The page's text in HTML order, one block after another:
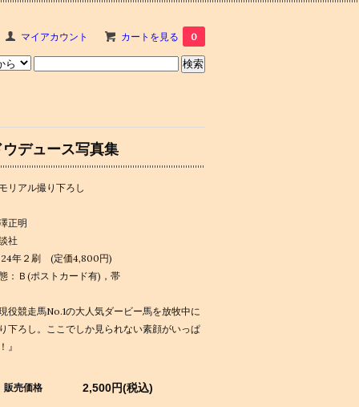
マイアカウント カートを見る 0
デュース写真集
リアル撮り下ろし
正明
社
年２刷 (定価4,800円)
：Ｂ(ポストカード有)，帯
役競走馬No.1の大人気ダービー馬を放牧中に
下ろし。ここでしか見られない素顔がいっぱ
』
販売価格 2,500円(税込)